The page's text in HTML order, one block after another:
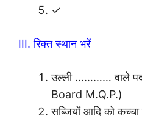
✓
III. रिक्त स्थान भरें
उल्ली ………… वाले
Board M.Q.P.)
सब्जियों आदि को